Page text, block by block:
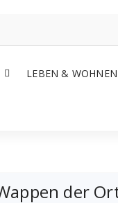
LEBEN & WOHNEN
der